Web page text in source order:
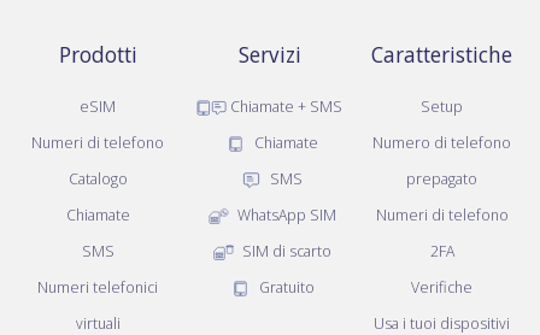
Prodotti
eSIM
Numeri di telefono
Catalogo
Chiamate
SMS
Numeri telefonici
virtuali
Servizi
Chiamate + SMS
Chiamate
SMS
WhatsApp SIM
SIM di scarto
Gratuito
Caratteristiche
Setup
Numero di telefono
prepagato
Numeri di telefono
2FA
Verifiche
Usa i tuoi dispositivi